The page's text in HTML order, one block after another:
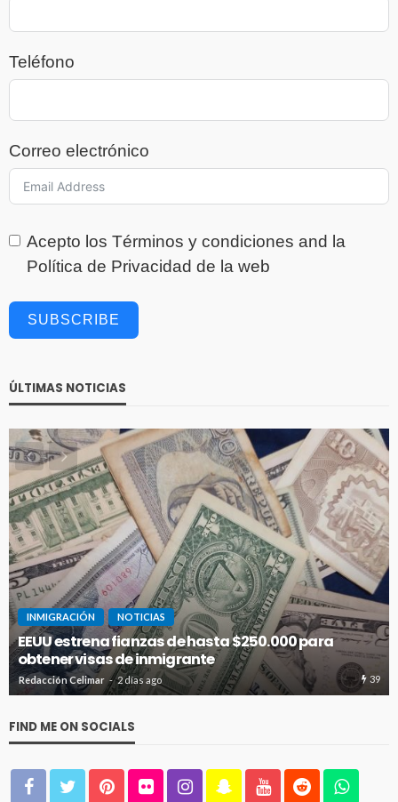
Teléfono
Correo electrónico
Acepto los Términos y condiciones and la
Política de Privacidad de la web
SUBSCRIBE
ÚLTIMAS NOTICIAS
INMIGRACIÓN NOTICIAS
EEUU estrena fianzas de hasta $250.000 para
obtener visas de inmigrante
Redacción Celimar 2 días ago 39
FIND ME ON SOCIALS